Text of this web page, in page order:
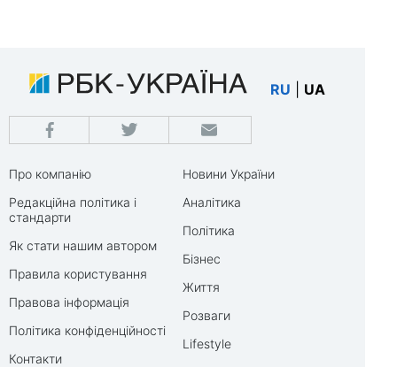
RU UA
Про компанію
Редакційна політика і
стандарти
Як стати нашим автором
Правила користування
Правова інформація
Політика конфіденційності
Контакти
Новини України
Аналітика
Політика
Бізнес
Життя
Розваги
Lifestyle